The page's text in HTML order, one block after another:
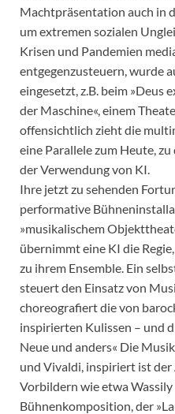
Machtpräsentation auch in
um extremen sozialen
Krisen und Pandemien
entgegenzusteuern, wurde
eingesetzt, z.B. beim »Deus
der Maschine«, einem
offensichtlich zieht die
eine Parallele zum Heute,
der Verwendung von KI.
Ihre jetzt zu sehenden
performative
»musikalischem
übernimmt eine KI die
zu ihrem Ensemble. Ein
steuert den Einsatz von
choreografiert die von
inspirierten Kulissen – und
Neue und anders« Die
und Vivaldi, inspiriert ist
Vorbildern wie etwa
Bühnenkomposition, der